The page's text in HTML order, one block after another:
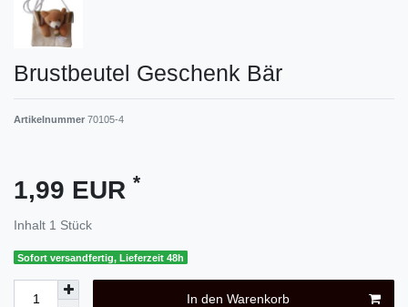
Brustbeutel Geschenk Bär
Artikelnummer 70105-4
1,99 EUR *
Inhalt 1 Stück
Sofort versandfertig, Lieferzeit 48h
In den Warenkorb